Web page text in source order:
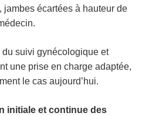
jambes écartées à hauteur de
suivi gynécologique et
une prise en charge adaptée,
le cas aujourd’hui.
initiale et continue des